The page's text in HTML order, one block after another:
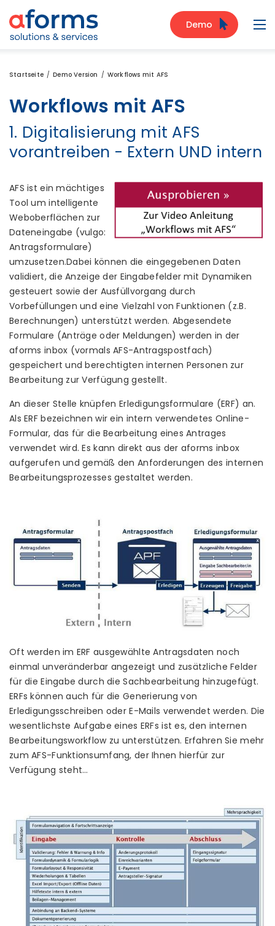
Zum Inhalt
Zum Menü
Zur Suche
Demo
Startseite Demo Version Workflows mit AFS
Workflows mit AFS
1. Digitalisierung mit AFS
vorantreiben - Extern UND intern
AFS ist ein mächtiges
Tool um intelligente
Weboberflächen zur
Dateneingabe (vulgo:
Antragsformulare)
umzusetzen.Dabei können die eingegebenen Daten
validiert, die Anzeige der Eingabefelder mit Dynamiken
gesteuert sowie der Ausfüllvorgang durch
Vorbefüllungen und eine Vielzahl von Funktionen (z.B.
Berechnungen) unterstützt werden. Abgesendete
Formulare (Anträge oder Meldungen) werden in der
aforms inbox (vormals AFS-Antragspostfach)
gespeichert und berechtigten internen Personen zur
Bearbeitung zur Verfügung gestellt.
An dieser Stelle knüpfen Erledigungsformulare (ERF) an.
Als ERF bezeichnen wir ein intern verwendetes Online-
Formular, das für die Bearbeitung eines Antrages
verwendet wird. Es kann direkt aus der aforms inbox
aufgerufen und gemäß den Anforderungen des internen
Bearbeitungsprozesses gestaltet werden.
Oft werden im ERF ausgewählte Antragsdaten noch
einmal unveränderbar angezeigt und zusätzliche Felder
für die Eingabe durch die Sachbearbeitung hinzugefügt.
ERFs können auch für die Generierung von
Erledigungsschreiben oder E-Mails verwendet werden. Die
wesentlichste Aufgabe eines ERFs ist es, den internen
Bearbeitungsworkflow zu unterstützen. Erfahren Sie mehr
zum AFS-Funktionsumfang, der Ihnen hierfür zur
Verfügung steht…